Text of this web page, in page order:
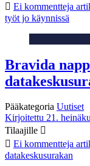
Ei kommentteja
työt jo käynnissä
Bravida
Pääkategoria Uutiset
Kirjoitettu 21.
Tilaajille
Ei kommentteja
datakeskusurakan